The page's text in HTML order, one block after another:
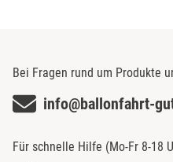
Bei Fragen rund um Produkte
info@ballonfahrt-
Für schnelle Hilfe (Mo-Fr 8-18